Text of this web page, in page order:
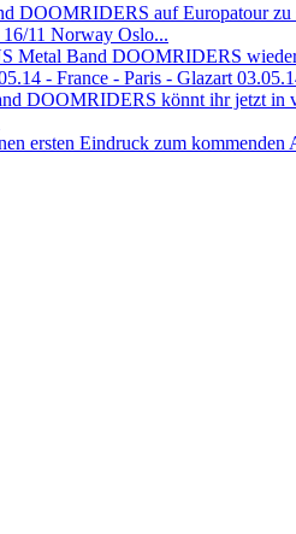
DOOMRIDERS auf Europatour zu
11 Norway Oslo...
Metal Band DOOMRIDERS
- France - Paris - Glazart
DOOMRIDERS könnt ihr jetzt in
ersten Eindruck zum